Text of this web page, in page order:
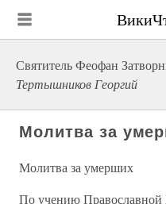
Святитель Феофан
Тертышников Георгий
Молитва за
Молитва за умерших
По учению Православной